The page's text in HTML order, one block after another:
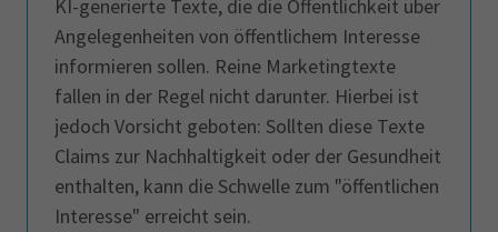
KI-generierte Texte, die die Öffentlichkeit über
Angelegenheiten von öffentlichem Interesse
informieren sollen. Reine Marketingtexte
fallen in der Regel nicht darunter. Hierbei ist
jedoch Vorsicht geboten: Sollten diese Texte
Claims zur Nachhaltigkeit oder der Gesundheit
enthalten, kann die Schwelle zum "öffentlichen
Interesse" erreicht sein.